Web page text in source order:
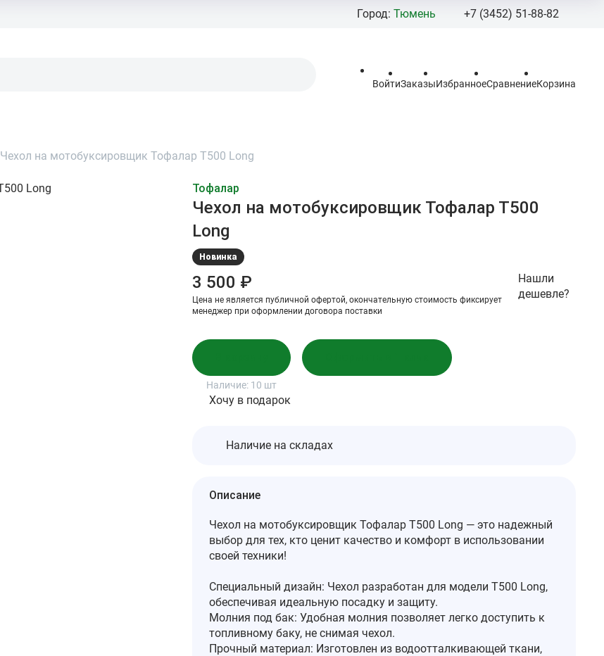
Город: Тюмень +7 (3452) 51-88-82
+7 (908)
стр.2.
ВойтиЗаказыИзбранноеСравнениеКорзина
Чехол на мотобуксировщик Тофалар Т500 Long
Тофалар
Чехол на мотобуксировщик Тофалар Т500
Long
Новинка
3 500 ₽
Цена не является публичной офертой, окончательную стоимоcть фиксирует
менеджер при оформлении договора поставки
Нашли
дешевле?
Наличие: 10 шт
Хочу в подарок
Наличие на складах
Описание
Чехол на мотобуксировщик Тофалар Т500 Long — это надежный
выбор для тех, кто ценит качество и комфорт в использовании
своей техники!
Специальный дизайн: Чехол разработан для модели Т500 Long,
обеспечивая идеальную посадку и защиту.
Молния под бак: Удобная молния позволяет легко доступить к
топливному баку, не снимая чехол.
Прочный материал: Изготовлен из водоотталкивающей ткани,